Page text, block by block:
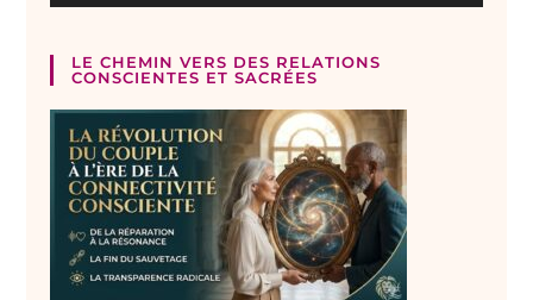
LE CHEMIN VERS DES RELATIONS
CONSCIENTES ET SACRÉES